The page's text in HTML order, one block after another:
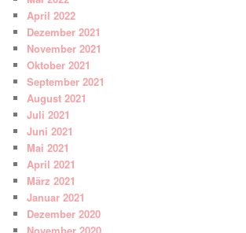
April 2022
Dezember 2021
November 2021
Oktober 2021
September 2021
August 2021
Juli 2021
Juni 2021
Mai 2021
April 2021
März 2021
Januar 2021
Dezember 2020